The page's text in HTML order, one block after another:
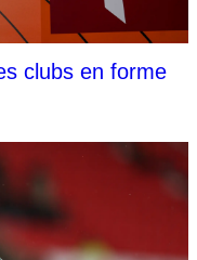
clubs en forme